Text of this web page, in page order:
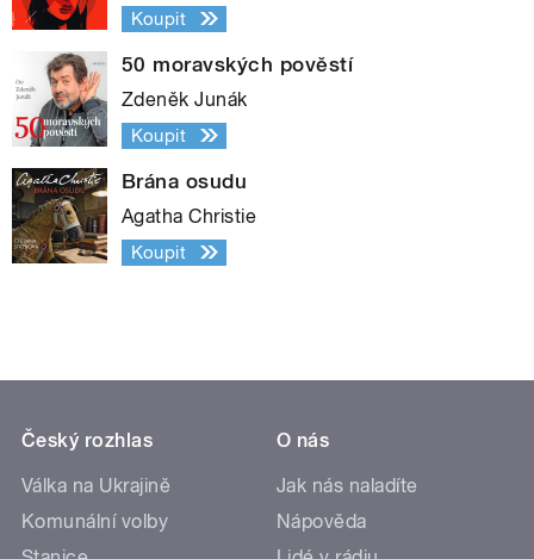
Koupit
50 moravských pověstí
Zdeněk Junák
Koupit
Brána osudu
Agatha Christie
Koupit
Český rozhlas
Válka na Ukrajině
Komunální volby
O nás
Jak nás naladíte
Nápověda